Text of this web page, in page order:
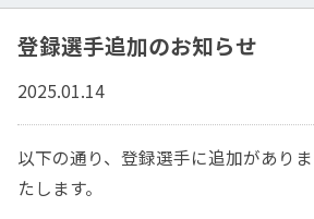
登録選手追加のお知らせ
2025.01.14
以下の通り、登録選手に追加があり
たします。